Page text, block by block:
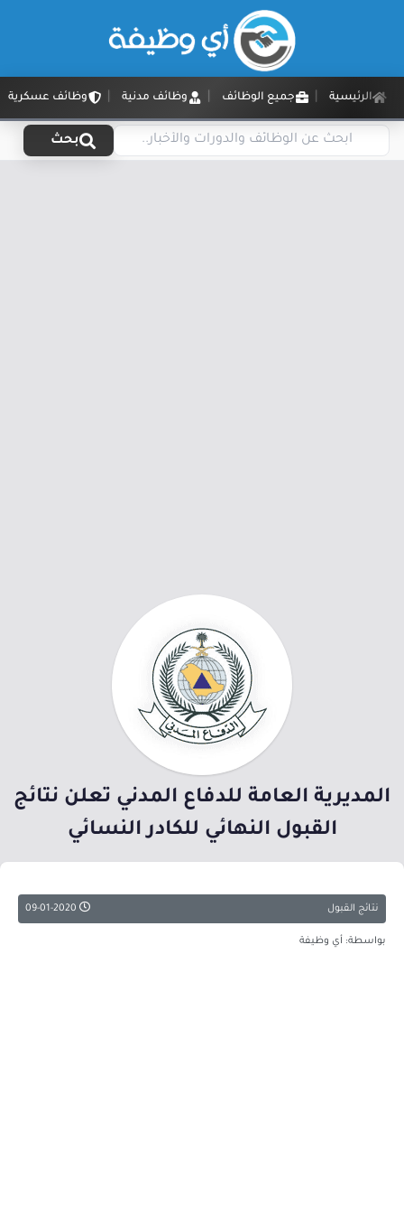
الرئيسية جميع الوظائف وظائف مدنية وظائف عسكرية
بحث
المديرية العامة للدفاع المدني تعلن نتائج
القبول النهائي للكادر النسائي
نتائج القبول
بواسطة: أي وظيفة